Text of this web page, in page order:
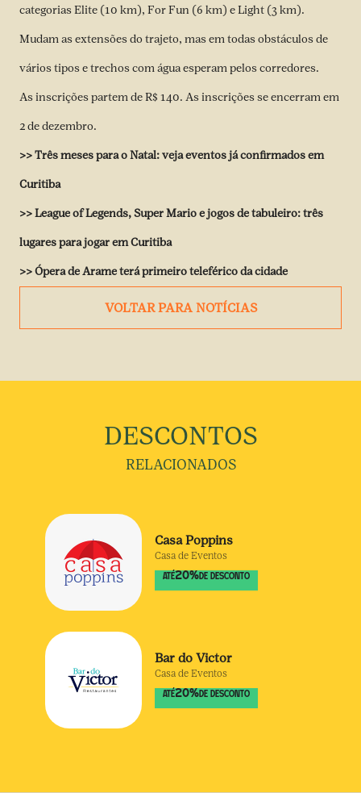
categorias Elite (10 km), For Fun (6 km) e Light (3 km).
Mudam as extensões do trajeto, mas em todas obstáculos de
vários tipos e trechos com água esperam pelos corredores.
As inscrições partem de R$ 140. As inscrições se encerram em
2 de dezembro.
>>Três meses para o Natal: veja eventos já confirmados em
Curitiba
>>League of Legends, Super Mario e jogos de tabuleiro: três
lugares para jogar em Curitiba
>>Ópera de Arame terá primeiro teleférico da cidade
VOLTAR PARA NOTÍCIAS
DESCONTOS
RELACIONADOS
Casa Poppins
Casa de Eventos
ATÉ20% DE DESCONTO
Bar do Victor
Casa de Eventos
ATÉ20% DE DESCONTO